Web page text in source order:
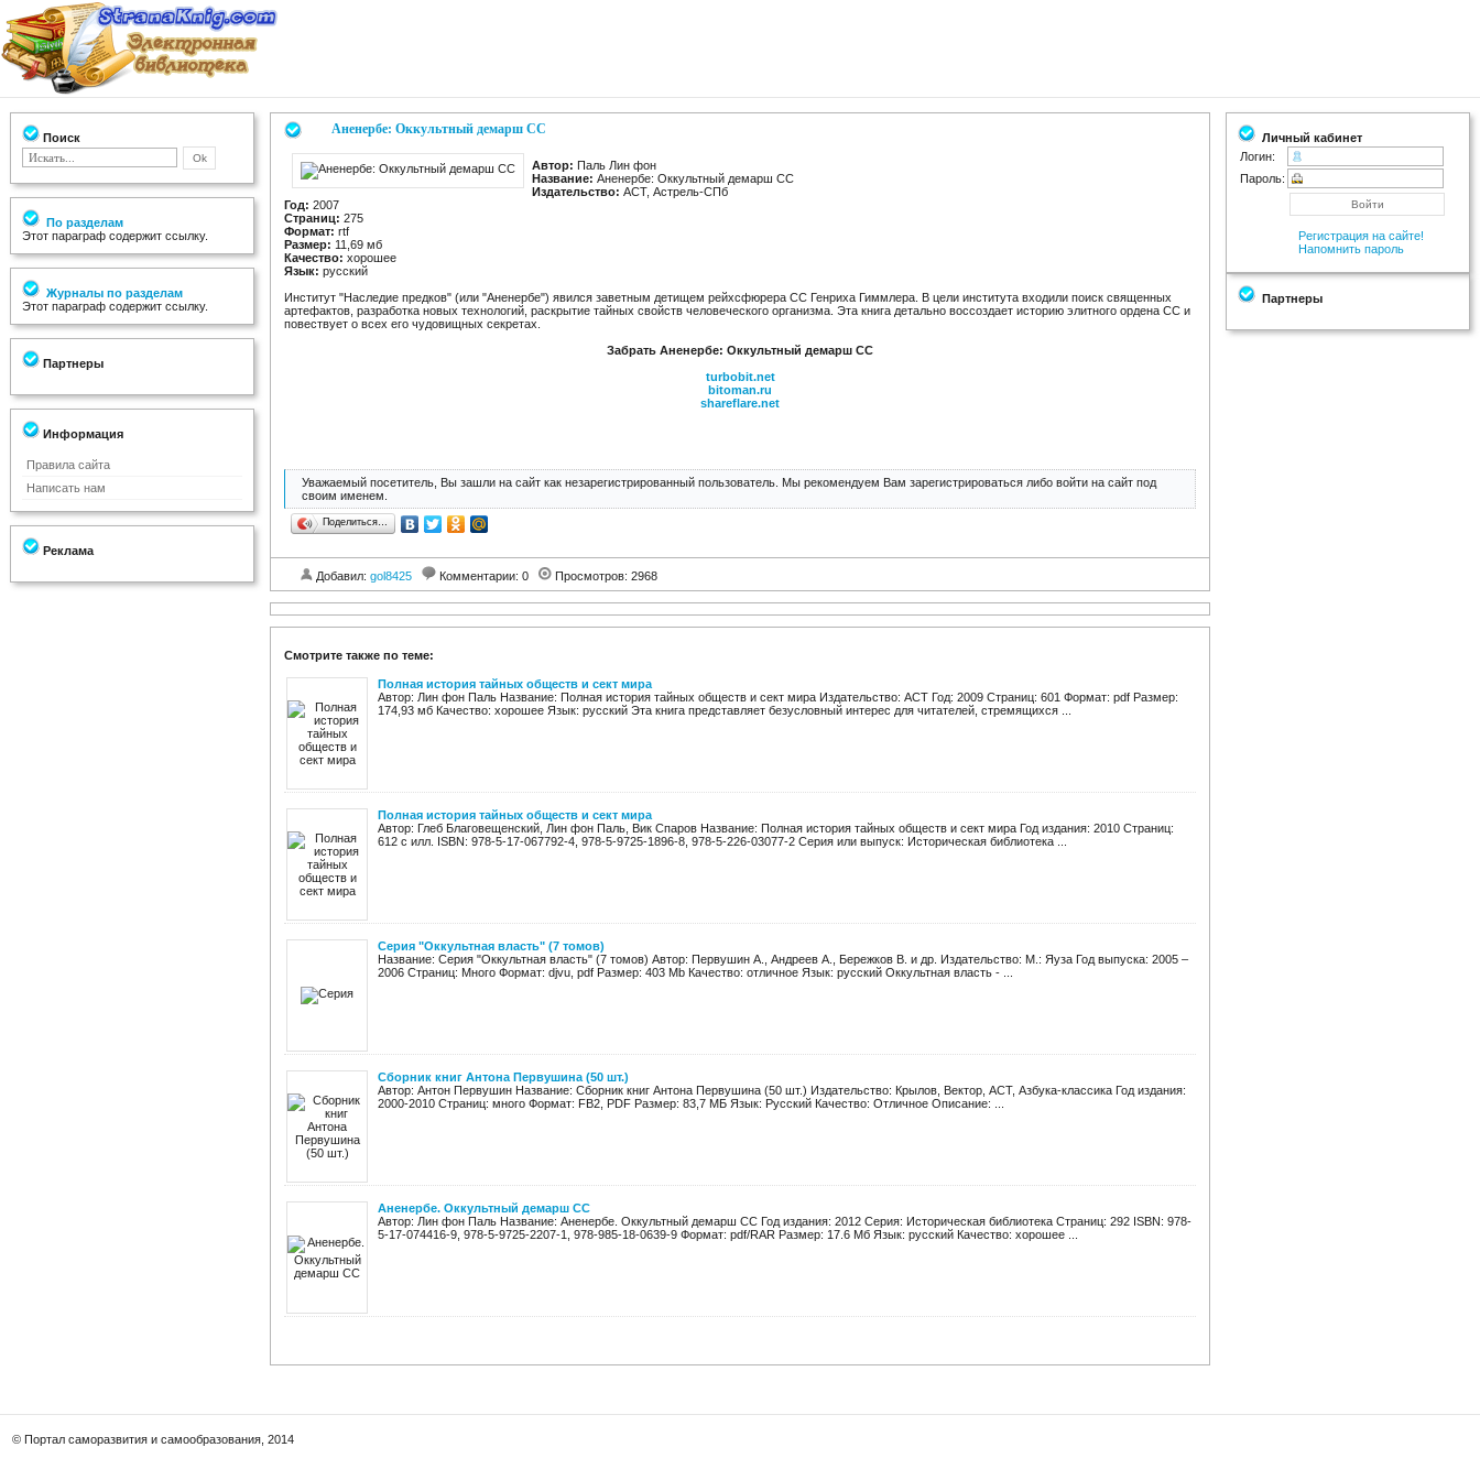
Поиск
По разделам
Этот параграф содержит ссылку.
Журналы по разделам
Этот параграф содержит ссылку.
Партнеры
Информация
Правила сайта
Написать нам
Реклама
Аненербе: Оккультный демарш СС
Автор: Паль Лин фон
Название: Аненербе: Оккультный демарш СС
Издательство: АСТ, Астрель-СПб
Год: 2007
Страниц: 275
Формат: rtf
Размер: 11,69 мб
Качество: хорошее
Язык: русский
Институт "Наследие предков" (или "Аненербе") явился заветным детищем рейхсфюрера СС Генриха Гиммлера. В цели института входили поиск священных
артефактов, разработка новых технологий, раскрытие тайных свойств человеческого организма. Эта книга детально воссоздает историю элитного ордена СС и
повествует о всех его чудовищных секретах.
Забрать Аненербе: Оккультный демарш СС
turbobit.net
bitoman.ru
shareflare.net
Уважаемый посетитель, Вы зашли на сайт как незарегистрированный пользователь. Мы рекомендуем Вам зарегистрироваться либо войти на сайт под
своим именем.
Поделиться…
Добавил: gol8425 Комментарии: 0 Просмотров: 2968
Смотрите также по теме:
Полная история тайных обществ и сект мира
Автор: Лин фон Паль Название: Полная история тайных обществ и сект мира Издательство: АСТ Год: 2009 Страниц: 601 Формат: pdf Размер:
174,93 мб Качество: хорошее Язык: русский Эта книга представляет безусловный интерес для читателей, стремящихся ...
Полная история тайных обществ и сект мира
Автор: Глеб Благовещенский, Лин фон Паль, Вик Спаров Название: Полная история тайных обществ и сект мира Год издания: 2010 Страниц:
612 с илл. ISBN: 978-5-17-067792-4, 978-5-9725-1896-8, 978-5-226-03077-2 Серия или выпуск: Историческая библиотека ...
Серия "Оккультная власть" (7 томов)
Название: Серия "Оккультная власть" (7 томов) Автор: Первушин А., Андреев А., Бережков В. и др. Издательство: М.: Яуза Год выпуска: 2005 –
2006 Страниц: Много Формат: djvu, pdf Размер: 403 Mb Качество: отличное Язык: русский Оккультная власть - ...
Сборник книг Антона Первушина (50 шт.)
Автор: Антон Первушин Название: Сборник книг Антона Первушина (50 шт.) Издательство: Крылов, Вектор, АСТ, Азбука-классика Год издания:
2000-2010 Страниц: много Формат: FB2, PDF Размер: 83,7 МБ Язык: Русский Качество: Отличное Описание: ...
Аненербе. Оккультный демарш СС
Автор: Лин фон Паль Название: Аненербе. Оккультный демарш СС Год издания: 2012 Серия: Историческая библиотека Страниц: 292 ISBN: 978-
5-17-074416-9, 978-5-9725-2207-1, 978-985-18-0639-9 Формат: pdf/RAR Размер: 17.6 Мб Язык: русский Качество: хорошее ...
Личный кабинет
Логин:
Пароль:
Регистрация на сайте!
Напомнить пароль
Партнеры
© Портал саморазвития и самообразования, 2014